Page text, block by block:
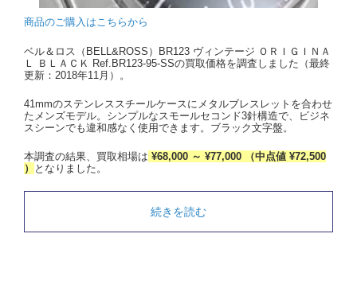
商品のご購入はこちらから
ベル＆ロス（BELL&ROSS）BR123 ヴィンテージ ＯＲＩＧＩＮＡ
Ｌ ＢＬＡＣＫ Ref.BR123-95-SSの買取価格を調査しました（最終
更新：2018年11月）。
41mmのステンレススチールケースにメタルブレスレットを合わせ
たメンズモデル。シンプルなスモールセコンド3針構造で、ビジネ
スシーンでも違和感なく使用できます。ブラック文字盤。
本調査の結果、買取相場は ¥68,000 ～ ¥77,000 （中点値 ¥72,500
）
となりました。
続きを読む